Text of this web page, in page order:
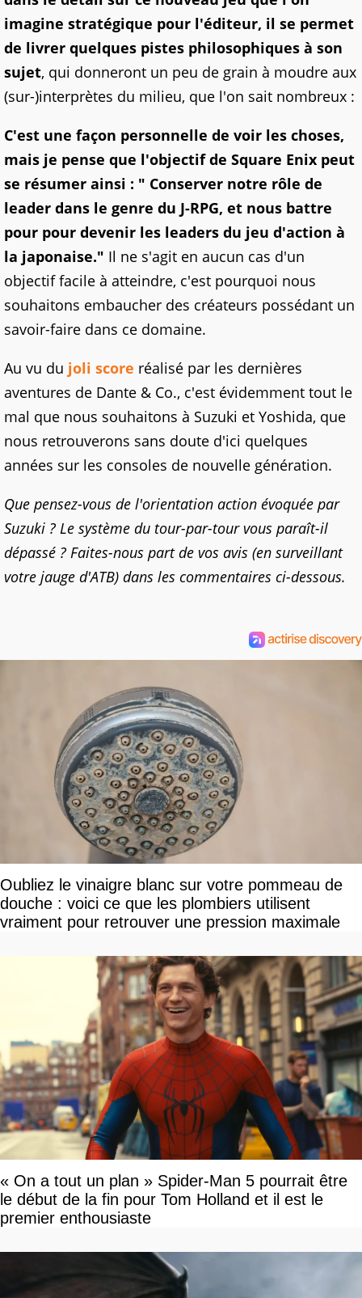
imagine stratégique pour l'éditeur, il se permet
de livrer quelques pistes philosophiques à son
sujet, qui donneront un peu de grain à moudre aux
(sur-)interprètes du milieu, que l'on sait nombreux :
C'est une façon personnelle de voir les choses,
mais je pense que l'objectif de Square Enix peut
se résumer ainsi : " Conserver notre rôle de
leader dans le genre du J-RPG, et nous battre
pour pour devenir les leaders du jeu d'action à
la japonaise." Il ne s'agit en aucun cas d'un
objectif facile à atteindre, c'est pourquoi nous
souhaitons embaucher des créateurs possédant un
savoir-faire dans ce domaine.
Au vu du joli score réalisé par les dernières
aventures de Dante & Co., c'est évidemment tout le
mal que nous souhaitons à Suzuki et Yoshida, que
nous retrouverons sans doute d'ici quelques
années sur les consoles de nouvelle génération.
Que pensez-vous de l'orientation action évoquée par
Suzuki ? Le système du tour-par-tour vous paraît-il
dépassé ? Faites-nous part de vos avis (en surveillant
votre jauge d'ATB) dans les commentaires ci-dessous.
Oubliez le vinaigre blanc sur votre pommeau de
douche : voici ce que les plombiers utilisent
vraiment pour retrouver une pression maximale
« On a tout un plan » Spider-Man 5 pourrait être
le début de la fin pour Tom Holland et il est le
premier enthousiaste